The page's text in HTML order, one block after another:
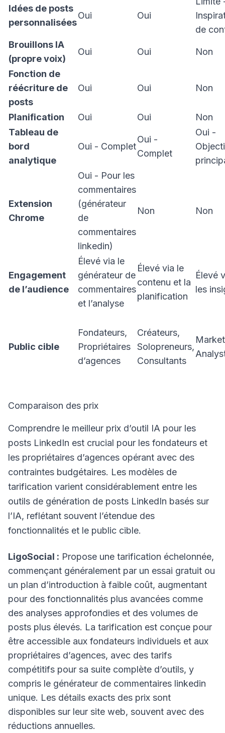
Idées de posts
personnalisées
Oui Oui
de
Brouillons IA
(propre voix)
Oui Oui Non
Fonction de
réécriture de
posts
Oui Oui Non
Planification Oui Oui
Non
Tableau de
bord
analytique
Oui - Complet
Oui -
Complet
Oui -
Extension
Chrome
Oui - Pour les
commentaires
(générateur
de
commentaires
linkedin)
Non Non
Engagement
de l’audience
Élevé via le
générateur de
commentaires
et l’analyse
Élevé via le
contenu et la
planification
Élevé
les
Public cible
Fondateurs,
Propriétaires
d’agences
Créateurs,
Solopreneurs,
Consultants
Comparaison des prix
Comprendre le meilleur prix d’outil IA pour les
posts LinkedIn est crucial pour les fondateurs et
les propriétaires d’agences opérant avec des
contraintes budgétaires. Les modèles de
tarification varient considérablement entre les
outils de génération de posts LinkedIn basés sur
l’IA, reflétant souvent l’étendue des
fonctionnalités et le public cible.
LigoSocial : Propose une tarification échelonnée,
commençant généralement par un essai gratuit ou
un plan d’introduction à faible coût, augmentant
pour des fonctionnalités plus avancées comme
des analyses approfondies et des volumes de
posts plus élevés. La tarification est conçue pour
être accessible aux fondateurs individuels et aux
propriétaires d’agences, avec des tarifs
compétitifs pour sa suite complète d’outils, y
compris le générateur de commentaires linkedin
unique. Les détails exacts des prix sont
disponibles sur leur site web, souvent avec des
réductions annuelles.